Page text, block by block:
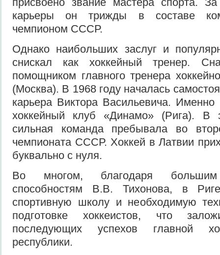
карьеры он трижды в составе
чемпионом СССР.
Однако наибольших заслуг и
снискал как хоккейный тренер.
помощником главного тренера
(Москва). В 1968 году началась
карьера Виктора Васильевича. Именно
хоккейный клуб «Динамо» (Рига). В
сильная команда пребывала во
чемпионата СССР. Хоккей в Латвии
буквально с нуля.
Во многом, благодаря большим
способностям В.В. Тихонова, в
спортивную школу и необходимую
подготовке хоккеистов, что
последующих успехов главной
республики.